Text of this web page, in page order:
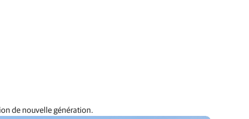
de nouvelle génération.